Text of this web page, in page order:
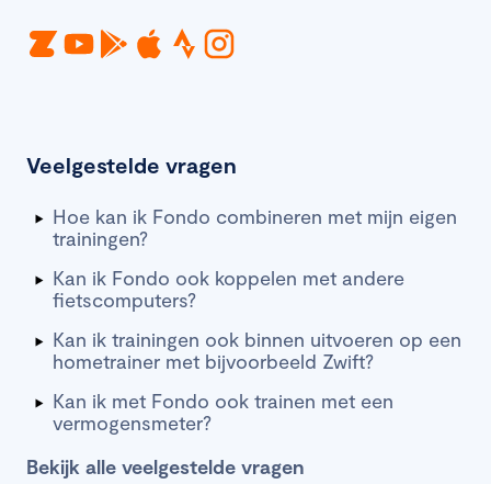
Veelgestelde vragen
Hoe kan ik Fondo combineren met mijn eigen
trainingen?
Kan ik Fondo ook koppelen met andere
fietscomputers?
Kan ik trainingen ook binnen uitvoeren op een
hometrainer met bijvoorbeeld Zwift?
Kan ik met Fondo ook trainen met een
vermogensmeter?
Bekijk alle veelgestelde vragen